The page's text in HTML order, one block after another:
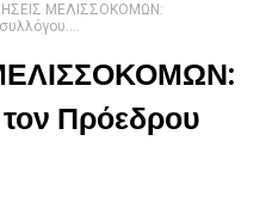
ΜΕΛΙΣΣΟΚΟΜΩΝ:
Πρόεδρου